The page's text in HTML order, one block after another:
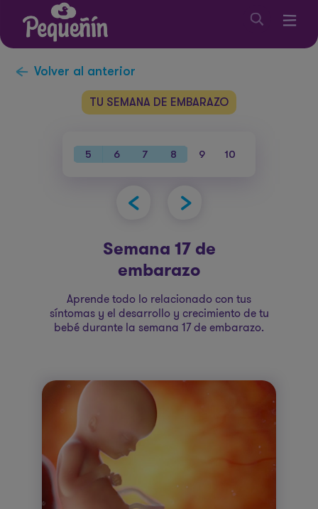
Volver al anterior
TU SEMANA DE EMBARAZO
5 6 7 8 9 10
Semana 17 de
embarazo
Aprende todo lo relacionado con tus
síntomas y el desarrollo y crecimiento de tu
bebé durante la semana 17 de embarazo.